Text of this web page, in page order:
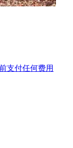
支付任何费用